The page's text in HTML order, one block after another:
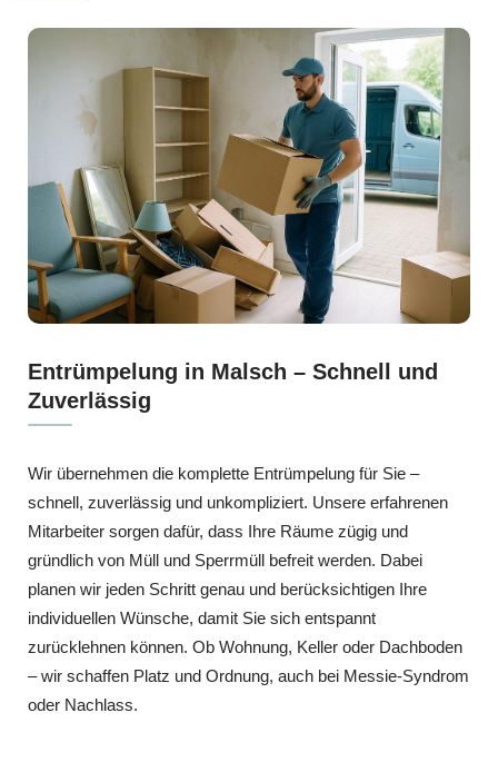
Entrümpelung in Malsch – Schnell und
Zuverlässig
Wir übernehmen die komplette Entrümpelung für Sie –
schnell, zuverlässig und unkompliziert. Unsere erfahrenen
Mitarbeiter sorgen dafür, dass Ihre Räume zügig und
gründlich von Müll und Sperrmüll befreit werden. Dabei
planen wir jeden Schritt genau und berücksichtigen Ihre
individuellen Wünsche, damit Sie sich entspannt
zurücklehnen können. Ob Wohnung, Keller oder Dachboden
– wir schaffen Platz und Ordnung, auch bei Messie-Syndrom
oder Nachlass.